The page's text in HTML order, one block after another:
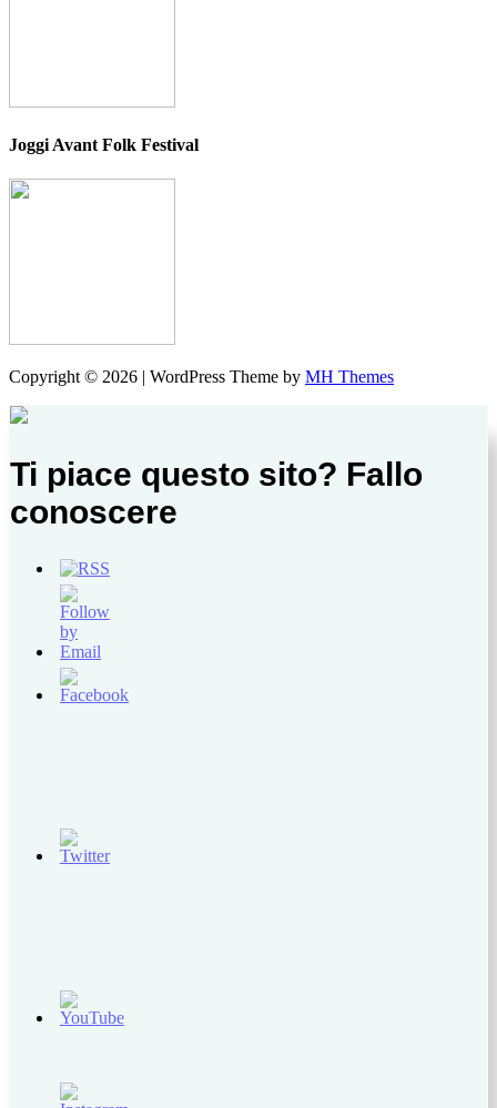
Joggi Avant Folk Festival
Copyright © 2026 | WordPress Theme by MH Themes
Ti piace questo sito? Fallo
conoscere